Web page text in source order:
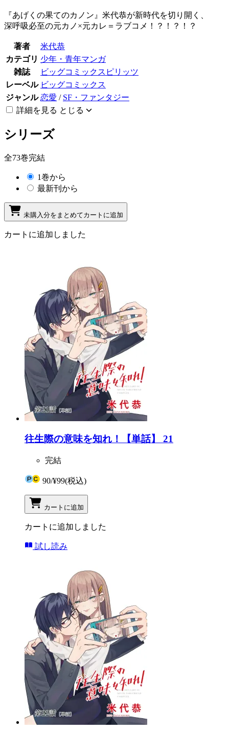
『あげくの果てのカノン』米代恭が新時代を切り開く、
深呼吸必至の元カノ×元カレ＝ラブコメ！？！？！？
著者
米代恭
カテゴリ 少年・青年マンガ
雑誌
ビッグコミックスピリッツ
レーベル ビッグコミックス
ジャンル 恋愛 / SF・ファンタジー
詳細を見る とじる
シリーズ
全73巻完結
1巻から
最新刊から
未購入分をまとめてカートに追加
カートに追加しました
往生際の意味を知れ！【単話】 21
完結
90/¥99(税込)
カートに追加
カートに追加しました
試し読み